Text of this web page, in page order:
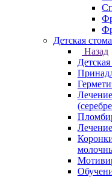
Детская
Назад